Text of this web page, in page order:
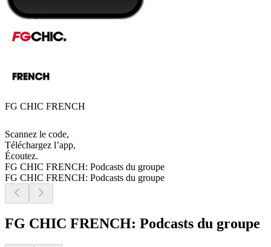
FG CHIC FRENCH
Scannez le code,
Téléchargez l’app,
Écoutez.
FG CHIC FRENCH: Podcasts du groupe
FG CHIC FRENCH: Podcasts du groupe
FG CHIC FRENCH: Podcasts du groupe